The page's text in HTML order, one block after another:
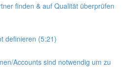
finden & auf Qualität überprüfen
definieren (5:21)
Accounts sind notwendig um zu